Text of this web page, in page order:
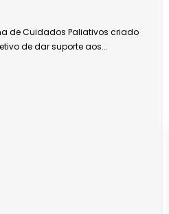
de Cuidados Paliativos criado
de dar suporte aos...